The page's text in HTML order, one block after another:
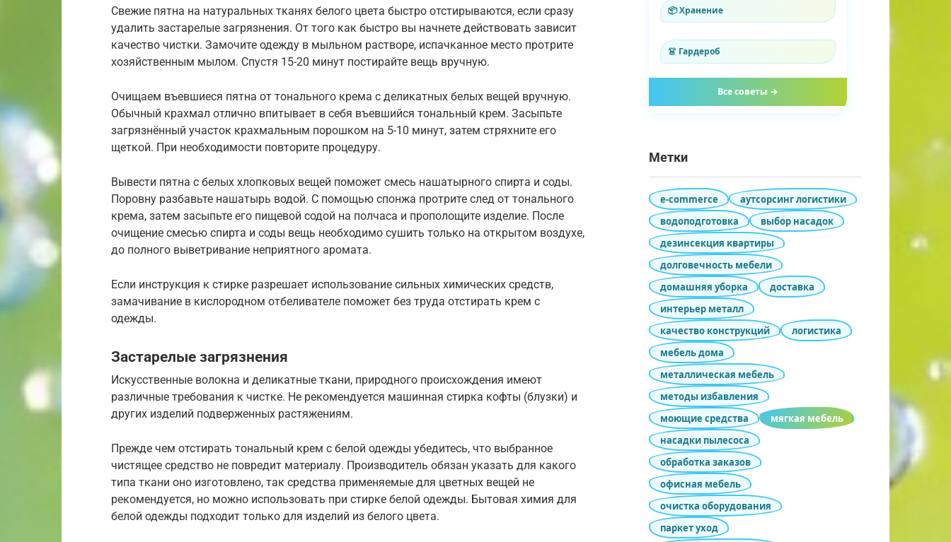
Свежие пятна на натуральных тканях белого цвета быстро отстирываются, если сразу
удалить застарелые загрязнения. От того как быстро вы начнете действовать зависит
качество чистки. Замочите одежду в мыльном растворе, испачканное место протрите
хозяйственным мылом. Спустя 15-20 минут постирайте вещь вручную.
Очищаем въевшиеся пятна от тонального крема с деликатных белых вещей вручную.
Обычный крахмал отлично впитывает в себя въевшийся тональный крем. Засыпьте
загрязнённый участок крахмальным порошком на 5-10 минут, затем стряхните его
щеткой. При необходимости повторите процедуру.
Вывести пятна с белых хлопковых вещей поможет смесь нашатырного спирта и соды.
Поровну разбавьте нашатырь водой. С помощью спонжа протрите след от тонального
крема, затем засыпьте его пищевой содой на полчаса и прополощите изделие. После
очищение смесью спирта и соды вещь необходимо сушить только на открытом воздухе,
до полного выветривание неприятного аромата.
Если инструкция к стирке разрешает использование сильных химических средств,
замачивание в кислородном отбеливателе поможет без труда отстирать крем с
одежды.
Застарелые загрязнения
Искусственные волокна и деликатные ткани, природного происхождения имеют
различные требования к чистке. Не рекомендуется машинная стирка кофты (блузки) и
других изделий подверженных растяжениям.
Прежде чем отстирать тональный крем с белой одежды убедитесь, что выбранное
чистящее средство не повредит материалу. Производитель обязан указать для какого
типа ткани оно изготовлено, так средства применяемые для цветных вещей не
рекомендуется, но можно использовать при стирке белой одежды. Бытовая химия для
белой одежды подходит только для изделий из белого цвета.
📦 Хранение
👗 Гардероб
Все советы →
Метки
e-commerce
аутсорсинг логистики
водоподготовка
выбор насадок
дезинсекция квартиры
долговечность мебели
домашняя уборка
доставка
интерьер металл
качество конструкций
логистика
мебель дома
металлическая мебель
методы избавления
моющие средства
мягкая мебель
насадки пылесоса
обработка заказов
офисная мебель
очистка оборудования
паркет уход